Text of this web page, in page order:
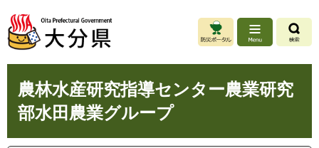
ジ
先
ュ
を
本
農林水産研究指導センター農業研究
部水田農業グループ